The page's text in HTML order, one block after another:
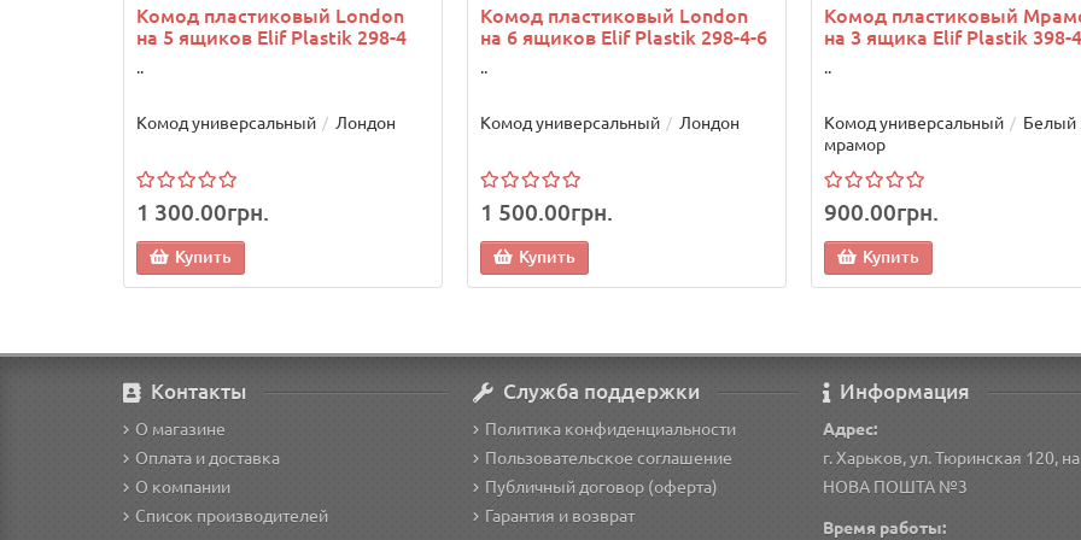
Комод пластиковый London
на 5 ящиков Elif Plastik 298-4
..
Комод универсальный Лондон
1 300.00грн.
Купить
Комод пластиковый London
на 6 ящиков Elif Plastik 298-4-6
..
Комод универсальный Лондон
1 500.00грн.
Купить
Комод пластиковый
на 3 ящика Elif Plastik 398-
..
Комод универсальный
Белый
мрамор
900.00грн.
Купить
Контакты
О магазине
Оплата и доставка
О компании
Список производителей
Служба поддержки
Политика конфиденциальности
Пользовательское соглашение
Публичный договор (оферта)
Гарантия и возврат
Информация
Адрес:
г. Харьков, ул. Тюринская 120,
НОВА ПОШТА №3
Время работы: